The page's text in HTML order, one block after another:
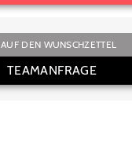
AUF DEN WUNSCHZETTEL
TEAMANFRAGE